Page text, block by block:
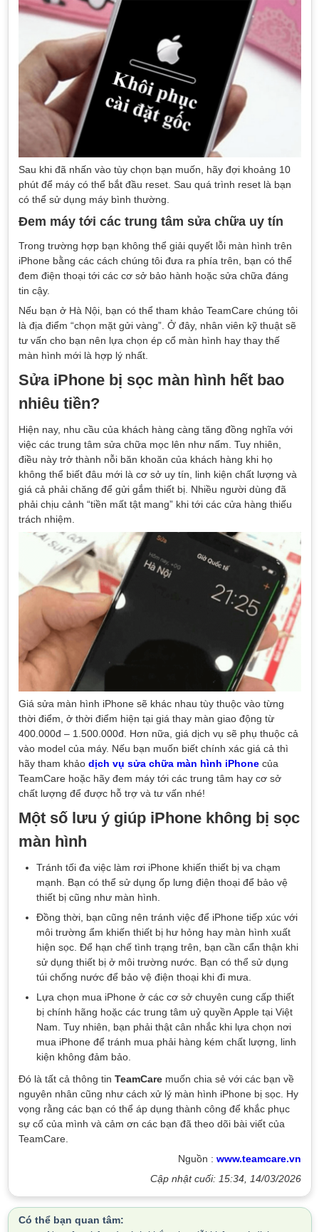
Sau khi đã nhấn vào tùy chọn bạn muốn, hãy đợi khoảng 10
phút để máy có thể bắt đầu reset. Sau quá trình reset là bạn
có thể sử dụng máy bình thường.
Đem máy tới các trung tâm sửa chữa uy tín
Trong trường hợp bạn không thể giải quyết lỗi màn hình trên
iPhone bằng các cách chúng tôi đưa ra phía trên, bạn có thể
đem điện thoại tới các cơ sở bảo hành hoặc sửa chữa đáng
tin cậy.
Nếu bạn ở Hà Nội, bạn có thể tham khảo TeamCare chúng tôi
là địa điểm “chọn mặt gửi vàng”. Ở đây, nhân viên kỹ thuật sẽ
tư vấn cho bạn nên lựa chọn ép cổ màn hình hay thay thế
màn hình mới là hợp lý nhất.
Sửa iPhone bị sọc màn hình hết bao
nhiêu tiền?
Hiện nay, nhu cầu của khách hàng càng tăng đồng nghĩa với
việc các trung tâm sửa chữa mọc lên như nấm. Tuy nhiên,
điều này trở thành nỗi băn khoăn của khách hàng khi họ
không thể biết đâu mới là cơ sở uy tín, linh kiện chất lượng và
giá cả phải chăng để gửi gắm thiết bị. Nhiều người dùng đã
phải chịu cảnh “tiền mất tật mang” khi tới các cửa hàng thiếu
trách nhiệm.
Giá sửa màn hình iPhone sẽ khác nhau tùy thuộc vào từng
thời điểm, ở thời điểm hiện tại giá thay màn giao động từ
400.000đ – 1.500.000đ. Hơn nữa, giá dịch vụ sẽ phụ thuộc cả
vào model của máy. Nếu bạn muốn biết chính xác giá cả thì
hãy tham khảo dịch vụ sửa chữa màn hình iPhonecủa
TeamCare hoặc hãy đem máy tới các trung tâm hay cơ sở
chất lượng để được hỗ trợ và tư vấn nhé!
Một số lưu ý giúp iPhone không bị sọc
màn hình
Tránh tối đa việc làm rơi iPhone khiến thiết bị va chạm
mạnh. Bạn có thể sử dụng ốp lưng điện thoại để bảo vệ
thiết bị cũng như màn hình.
Đồng thời, bạn cũng nên tránh việc để iPhone tiếp xúc với
môi trường ẩm khiến thiết bị hư hỏng hay màn hình xuất
hiện sọc. Để hạn chế tình trạng trên, bạn cần cẩn thận khi
sử dụng thiết bị ở môi trường nước. Bạn có thể sử dụng
túi chống nước để bảo vệ điện thoại khi đi mưa.
Lựa chọn mua iPhone ở các cơ sở chuyên cung cấp thiết
bị chính hãng hoặc các trung tâm uỷ quyền Apple tại Việt
Nam. Tuy nhiên, bạn phải thật cân nhắc khi lựa chọn nơi
mua iPhone để tránh mua phải hàng kém chất lượng, linh
kiện không đảm bảo.
Đó là tất cả thông tin TeamCaremuốn chia sẻ với các bạn về
nguyên nhân cũng như cách xử lý màn hình iPhone bị sọc. Hy
vọng rằng các bạn có thể áp dụng thành công để khắc phục
sự cố của mình và cảm ơn các bạn đã theo dõi bài viết của
TeamCare.
Nguồn : www.teamcare.vn
Cập nhật cuối: 15:34, 14/03/2026
Có thể bạn quan tâm: